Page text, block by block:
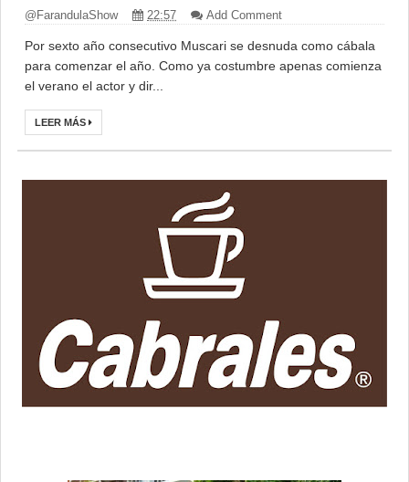
@FarandulaShow 22:57 Add Comment
Por sexto año consecutivo Muscari se desnuda como cábala
para comenzar el año. Como ya costumbre apenas comienza
el verano el actor y dir...
LEER MÁS